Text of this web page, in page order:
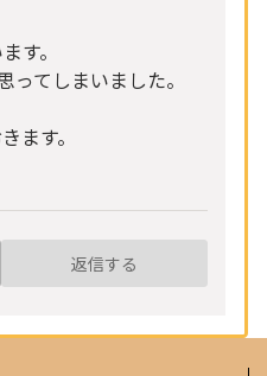
す。
ってしまいました。
ます。
返信する